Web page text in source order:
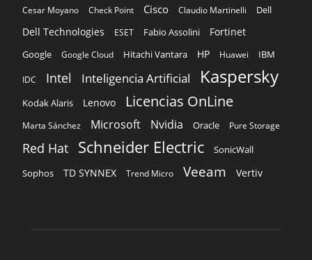
Cesar Moyano
Check Point Cisco Claudio Martinelli Dell
Dell Technologies ESET Fabio Assolini Fortinet
Google Google Cloud Hitachi Vantara HP Huawei IBM
IDC Intel Inteligencia Artificial Kaspersky
Kodak Alaris Lenovo Licencias OnLine
Marta Sánchez Microsoft Nvidia Oracle Pure Storage
Red Hat Schneider Electric SonicWall
Sophos TD SYNNEX Trend Micro Veeam Vertiv